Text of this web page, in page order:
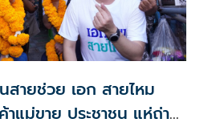
สายช่วย เอก สายไหม
แม่ขาย ประชาชน แห่ถ่าย